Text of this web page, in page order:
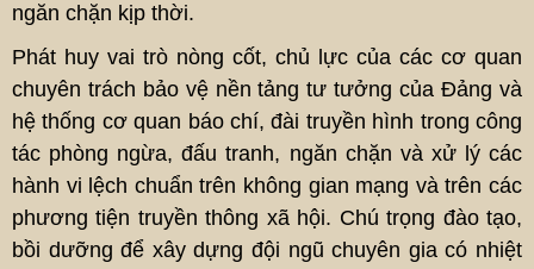
ngăn chặn kịp thời.
Phát huy vai trò nòng cốt, chủ lực của các cơ quan
chuyên trách bảo vệ nền tảng tư tưởng của Đảng và
hệ thống cơ quan báo chí, đài truyền hình trong công
tác phòng ngừa, đấu tranh, ngăn chặn và xử lý các
hành vi lệch chuẩn trên không gian mạng và trên các
phương tiện truyền thông xã hội. Chú trọng đào tạo,
bồi dưỡng để xây dựng đội ngũ chuyên gia có nhiệt